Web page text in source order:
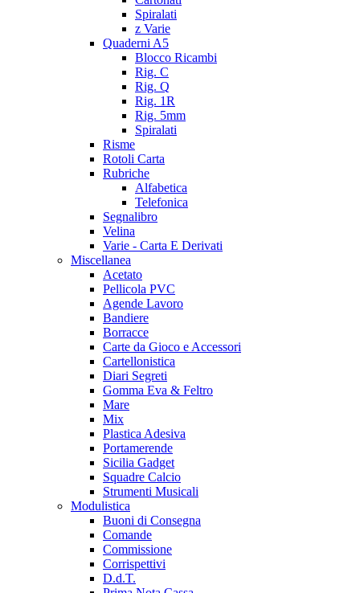
Spiralati
z Varie
Quaderni A5
Blocco Ricambi
Rig. C
Rig. Q
Rig. 1R
Rig. 5mm
Spiralati
Risme
Rotoli Carta
Rubriche
Alfabetica
Telefonica
Segnalibro
Velina
Varie - Carta E Derivati
Miscellanea
Acetato
Pellicola PVC
Agende Lavoro
Bandiere
Borracce
Carte da Gioco e Accessori
Cartellonistica
Diari Segreti
Gomma Eva & Feltro
Mare
Mix
Plastica Adesiva
Portamerende
Sicilia Gadget
Squadre Calcio
Strumenti Musicali
Modulistica
Buoni di Consegna
Comande
Commissione
Corrispettivi
D.d.T.